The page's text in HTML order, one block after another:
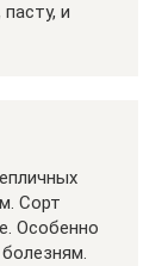
и
Сорт
Особенно